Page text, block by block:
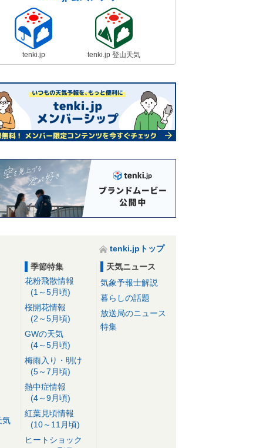
tenki.jp tenki.jp 登山天気
tenki.jpトップ
気
季節特集
花粉飛散情報
(1～5月頃)
桜開花情報
(2～5月頃)
GWの天気
(4～5月頃)
梅雨入り・明け
(5～7月頃)
熱中症情報
(4～9月頃)
紅葉見頃情報
(10～11月頃)
ヒートショック
天気ニュース
気象予報士解説
暮らしの話題
放送局のニュース
特集